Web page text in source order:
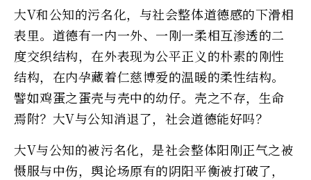
大V和公知的污名化，与社会整体道德感的下滑相
表里。道德有一内一外、一刚一柔相互渗透的二
度交织结构，在外表现为公平正义的朴素的刚性
结构，在内孕藏着仁慈博爱的温暖的柔性结构。
譬如鸡蛋之蛋壳与壳中的幼仔。壳之不存，生命
焉附？大V与公知消退了，社会道德能好吗？
大V与公知的被污名化，是社会整体阳刚正气之被
慑服与中伤，舆论场原有的阴阳平衡被打破了，